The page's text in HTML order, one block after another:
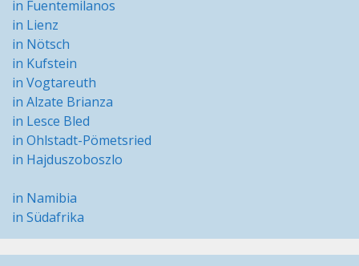
in Fuentemilanos
in Lienz
in Nötsch
in Kufstein
in Vogtareuth
in Alzate Brianza
in Lesce Bled
in Ohlstadt-Pömetsried
in Hajduszoboszlo
in Namibia
in Südafrika